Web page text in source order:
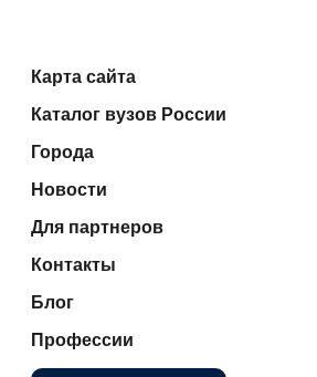
Карта сайта
Каталог вузов России
Города
Новости
Для партнеров
Контакты
Блог
Профессии